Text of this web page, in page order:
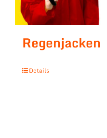
Regenjacken
Details